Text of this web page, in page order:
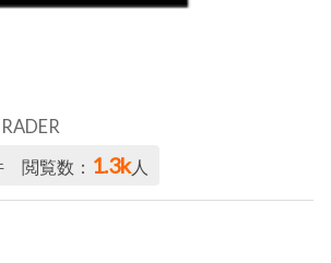
閲覧数： 1.3k人